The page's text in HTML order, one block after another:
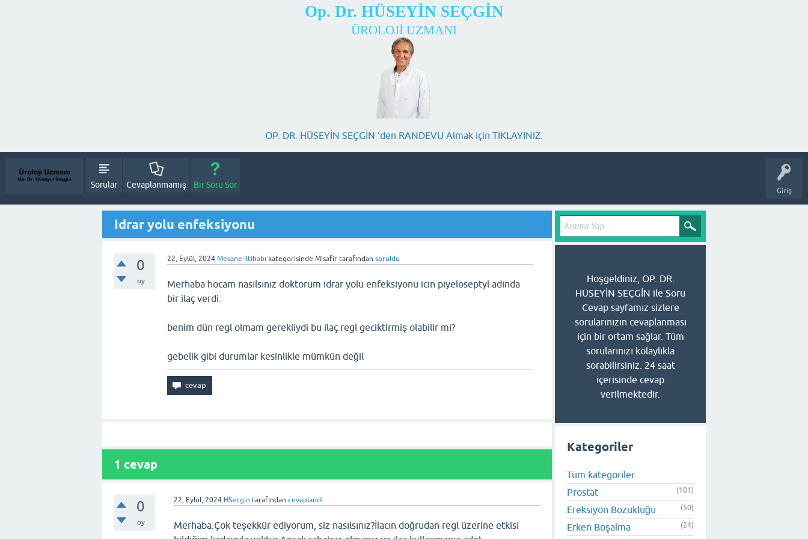
Op. Dr. HÜSEYİN SEÇGİN
ÜROLOJİ UZMANI
OP. DR. HÜSEYİN SEÇGİN 'den RANDEVU Almak için TIKLAYINIZ.
Giriş
Sorular Cevaplanmamış Bir Soru Sor
Idrar yolu enfeksiyonu
0
oy
22, Eylül, 2024 Mesane iltihabı kategorisinde Misafir tarafından soruldu
Merhaba hocam nasılsınız doktorum idrar yolu enfeksiyonu icin piyeloseptyl adinda
bir ilaç verdi.
benim dün regl olmam gerekliydi bu ilaç regl geciktirmiş olabilir mi?
gebelik gibi durumlar kesinlikle mümkün değil
1 cevap
0
oy
22, Eylül, 2024 HSecgin tarafından cevaplandı
Merhaba.Çok teşekkür ediyorum, siz nasılsınız?İlacın doğrudan regl üzerine etkisi
Hoşgeldiniz, OP. DR.
HÜSEYİN SEÇGİN ile Soru
Cevap sayfamız sizlere
sorularınızın cevaplanması
için bir ortam sağlar. Tüm
sorularınızı kolaylıkla
sorabilirsiniz. 24 saat
içerisinde cevap
verilmektedir.
Kategoriler
Tüm kategoriler
Prostat
(101)
Ereksiyon Bozukluğu (50)
Erken Boşalma (24)